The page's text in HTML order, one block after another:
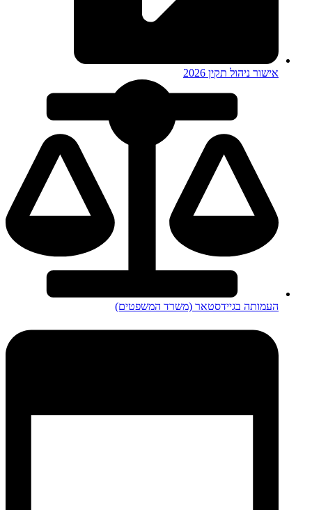
אישור ניהול תקין 2026
העמותה בגיידסטאר (משרד המשפטים)